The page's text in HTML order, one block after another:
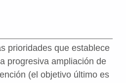
prioridades que establece
progresiva ampliación de
(el objetivo último es